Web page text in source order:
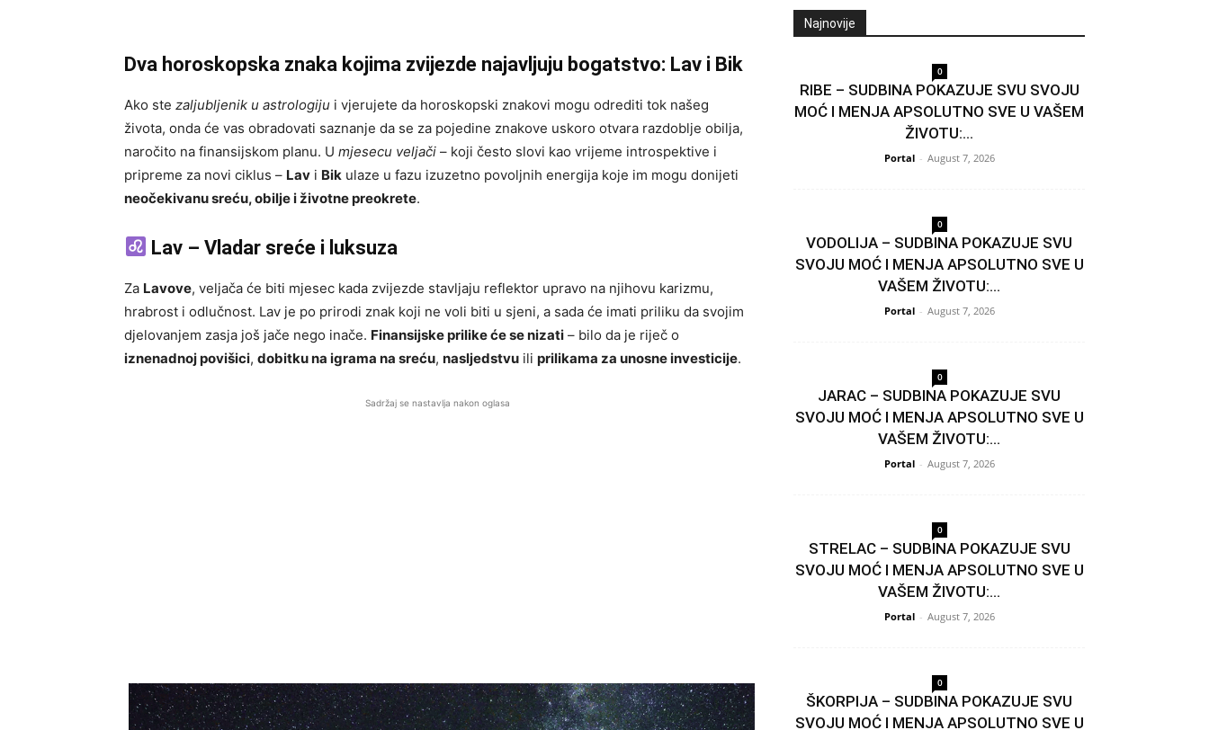
Dva horoskopska znaka kojima zvijezde najavljuju bogatstvo: Lav i Bik
Ako ste zaljubljenik u astrologiju i vjerujete da horoskopski znakovi mogu odrediti tok našeg
života, onda će vas obradovati saznanje da se za pojedine znakove uskoro otvara razdoblje obilja,
naročito na finansijskom planu. U mjesecu veljači – koji često slovi kao vrijeme introspektive i
pripreme za novi ciklus – Lav i Bik ulaze u fazu izuzetno povoljnih energija koje im mogu donijeti
neočekivanu sreću, obilje i životne preokrete.
Lav – Vladar sreće i luksuza
Za Lavove, veljača će biti mjesec kada zvijezde stavljaju reflektor upravo na njihovu karizmu,
hrabrost i odlučnost. Lav je po prirodi znak koji ne voli biti u sjeni, a sada će imati priliku da svojim
djelovanjem zasja još jače nego inače. Finansijske prilike će se nizati – bilo da je riječ o
iznenadnoj povišici, dobitku na igrama na sreću, nasljedstvu ili prilikama za unosne investicije.
Sadržaj se nastavlja nakon oglasa
Najnovije
0
RIBE – SUDBINA POKAZUJE SVU SVOJU
MOĆ I MENJA APSOLUTNO SVE U VAŠEM
ŽIVOTU:...
Portal - August 7, 2026
0
VODOLIJA – SUDBINA POKAZUJE SVU
SVOJU MOĆ I MENJA APSOLUTNO SVE U
VAŠEM ŽIVOTU:...
Portal - August 7, 2026
0
JARAC – SUDBINA POKAZUJE SVU
SVOJU MOĆ I MENJA APSOLUTNO SVE U
VAŠEM ŽIVOTU:...
Portal - August 7, 2026
0
STRELAC – SUDBINA POKAZUJE SVU
SVOJU MOĆ I MENJA APSOLUTNO SVE U
VAŠEM ŽIVOTU:...
Portal - August 7, 2026
0
ŠKORPIJA – SUDBINA POKAZUJE SVU
SVOJU MOĆ I MENJA APSOLUTNO SVE U